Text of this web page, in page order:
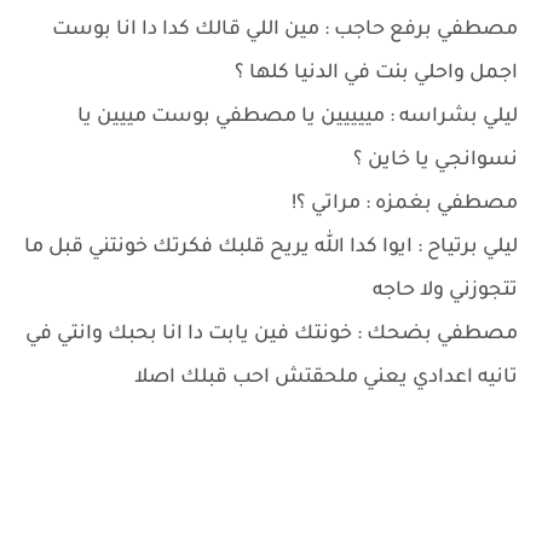
مصطفي برفع حاجب : مين اللي قالك كدا دا انا بوست
اجمل واحلي بنت في الدنيا كلها ؟
ليلي بشراسه : مييييين يا مصطفي بوست مييين يا
نسوانجي يا خاين ؟
مصطفي بغمزه : مراتي ؟!
ليلي برتياح : ايوا كدا الله يريح قلبك فكرتك خونتني قبل ما
تتجوزني ولا حاجه
مصطفي بضحك : خونتك فين يابت دا انا بحبك وانتي في
تانيه اعدادي يعني ملحقتش احب قبلك اصلا